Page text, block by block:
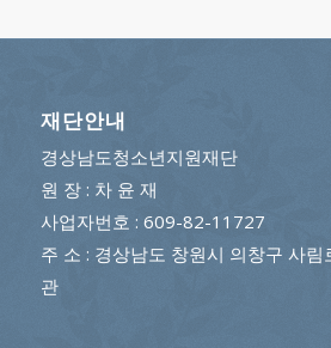
재단안내
경상남도청소년지원재단
원 장 : 차 윤 재
사업자번호 : 609-82-11727
주 소 : 경상남도 창원시 의창구 사
관